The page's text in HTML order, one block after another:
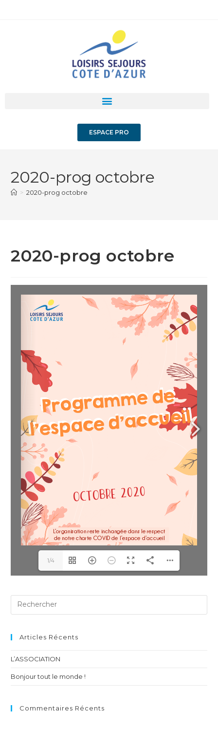
ESPACE PRO
2020-prog octobre
> 2020-prog octobre
2020-prog octobre
1/4
Articles Récents
L’ASSOCIATION
Bonjour tout le monde !
Commentaires Récents